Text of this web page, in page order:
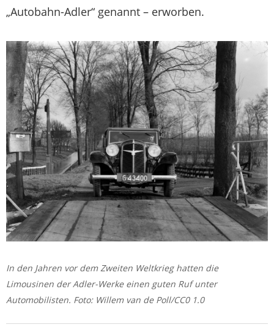
„Autobahn-Adler“ genannt – erworben.
In den Jahren vor dem Zweiten Weltkrieg hatten die
Limousinen der Adler-Werke einen guten Ruf unter
Automobilisten. Foto: Willem van de Poll/CC0 1.0